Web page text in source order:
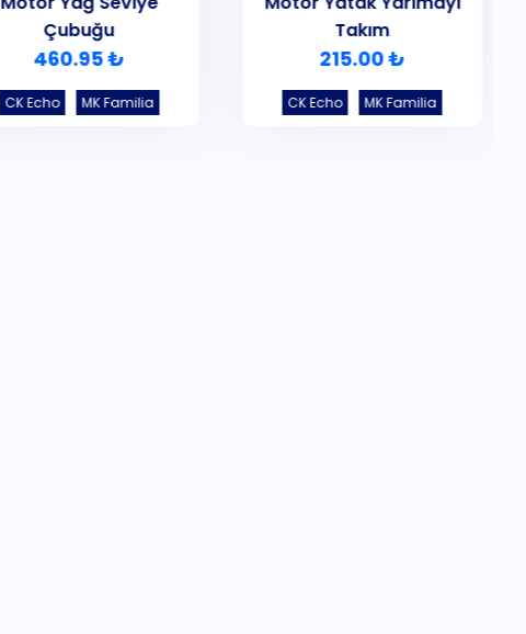
CK Echo MK Familia
Çubuğu
460.95 ₺
CK Echo MK Familia
Takım
215.00 ₺